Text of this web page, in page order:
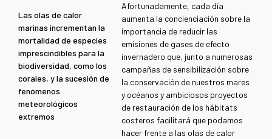
Las olas de calor
marinas incrementan la
mortalidad de especies
imprescindibles para la
biodiversidad, como los
corales, y la sucesión de
fenómenos
meteorológicos
extremos
Afortunadamente, cada día
aumenta la concienciación sobre la
importancia de reducir las
emisiones de gases de efecto
invernadero que, junto a numerosas
campañas de sensibilización sobre
la conservación de nuestros mares
y océanos y ambiciosos proyectos
de restauración de los hábitats
costeros facilitará que podamos
hacer frente a las olas de calor